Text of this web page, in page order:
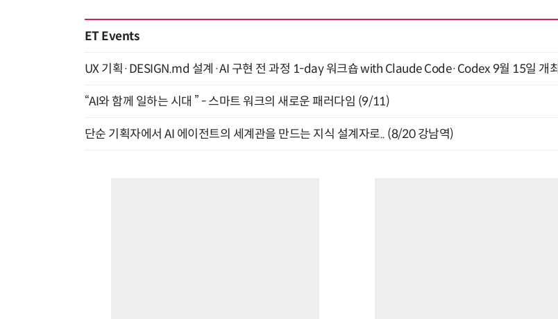
ET Events
UX 기획·DESIGN.md 설계·AI 구현 전 과정 1-day 워크숍 with Claude Code·Codex 9월 15일 개최
“AI와 함께 일하는 시대 ” - 스마트 워크의 새로운 패러다임 (9/11)
단순 기획자에서 AI 에이전트의 세계관을 만드는 지식 설계자로.. (8/20 강남역)